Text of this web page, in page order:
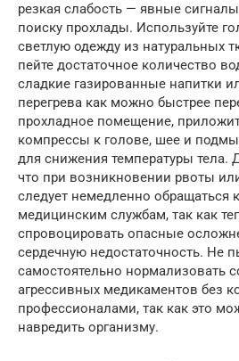
резкая слабость — явные
поиску прохлады. Используйте
светлую одежду из натуральных
пейте достаточное количество
сладкие газированные напитки
перегрева как можно быстрее
прохладное помещение,
компрессы к голове, шее и
для снижения температуры тела.
что при возникновении рвоты
следует немедленно обращаться
медицинским службам, так как
спровоцировать опасные
сердечную недостаточность. Не
самостоятельно нормализовать
агрессивных медикаментов без
профессионалами, так как это
навредить организму.